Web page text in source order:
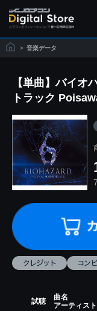
> 音楽データ
【単曲】バイオ
トラック
試聴
曲名
アーティスト